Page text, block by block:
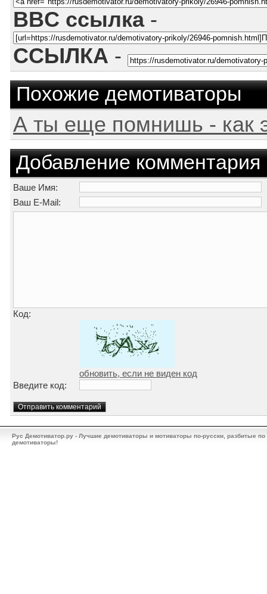
BBC ссылка-
ССЫЛКА -
Похожие демотиваторы
А ты еще помнишь - как
Добавление комментария
Ваше Имя:
Ваш E-Mail:
Код:
обновить, если не виден код
Введите код:
Рус Демотиватор.ру - Лучшие демотиваторы и мотиваторы по-русски, разбитые
демотиваторы!